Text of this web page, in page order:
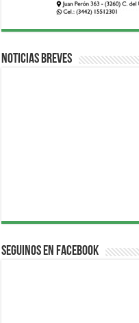
Noticias breves
Seguinos en Facebook